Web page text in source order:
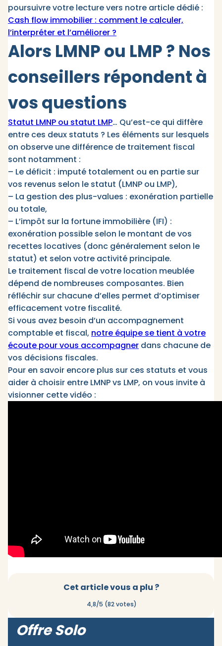
poursuivre votre lecture vers notre article dédié :
Cash flow immobilier : comment le calculer,
l’interpréter et l’améliorer ?
Alors LMNP ou LMP ? Nos
conseillers répondent à
vos questions
Statut LMNP ou statut LMP… Qu’est-ce qui diffère
entre ces deux statuts ? Les éléments sur lesquels
on observe une différence de traitement fiscal
sont notamment :
– Le déficit : imputé totalement ou en partie sur
vos revenus selon le statut (LMNP ou LMP),
– La gestion des plus-values : exonération partielle
ou totale,
– L’impôt sur la fortune immobilière (IFI) :
exonération possible selon le montant de vos
recettes locatives (donc généralement selon le
statut) et selon votre activité principale.
Le traitement fiscal de votre location meublée
dépend de nombreuses composantes. Bien
réfléchir sur chacune d’elles permet d’optimiser
efficacement votre fiscalité.
Si vous avez besoin d’un accompagnement
comptable et fiscal, notre équipe se tient à votre
écoute pour vous accompagner dans chacune de
vos décisions fiscales.
Pour en savoir encore plus sur ces statuts et vous
aider à choisir entre LMNP vs LMP, on vous invite à
visionner cette vidéo :
Cet article vous a plu ?
4,8/5 (82 votes)
Offre Solo